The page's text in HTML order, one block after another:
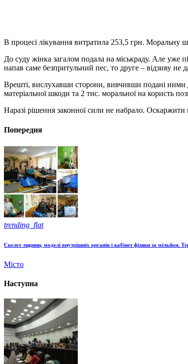
В процесі лікування витратила 253,5 грн. Моральну
До суду жінка загалом подала на міськраду. Але уже
напав саме безпритульний пес, то друге – відзиву не
Врешті, вислухавши сторони, вивчивши подані ними
матеріальної шкоди та 2 тис. моральної на користь
Наразі рішення законної сили не набрало.
Попередня
trending_flat
Скелет людини, моделі внутрішніх органів і кабінет фізики за
Місто
Наступна